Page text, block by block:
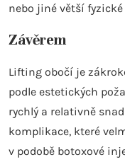
nebo jiné větší
Závěrem
Lifting obočí je
podle estetických
rychlý a relativně
komplikace, které
v podobě botoxové